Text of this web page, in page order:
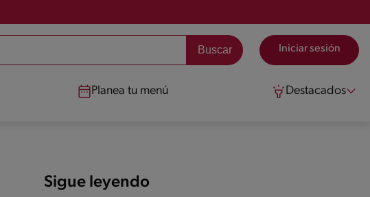
Iniciar sesión
Planea tu menú Destacados
Sigue leyendo